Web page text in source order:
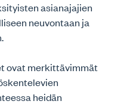
asianajajien
neuvontaan ja
ovat merkittävimmät
heidän